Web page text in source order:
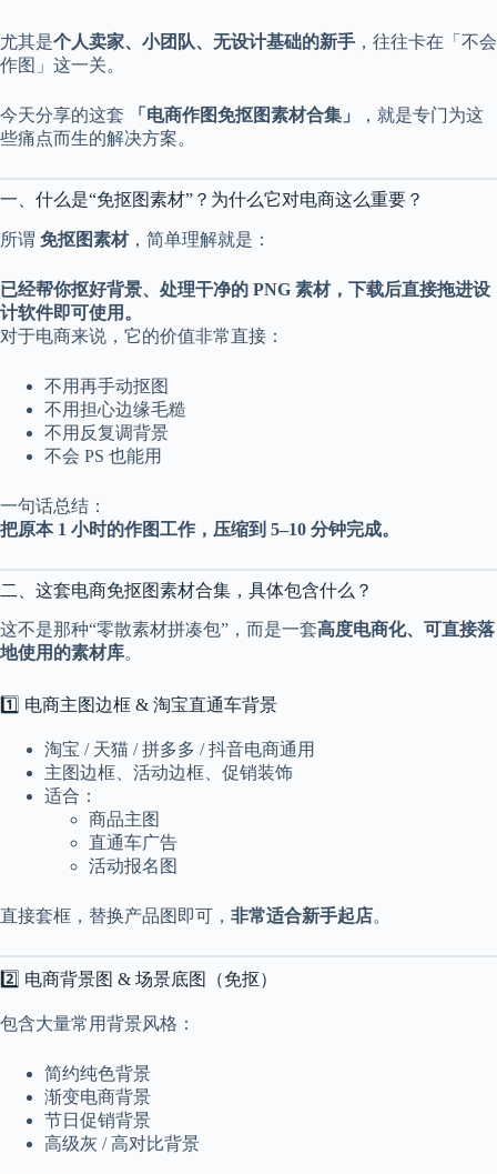
a
l
S
.
D
o
e
s
e
r
C
t
e
r
0
2
2
4
尤其是个人卖家、小团队、无设计基础的新手 ，往往卡在「不会
作图」这一关。
今天分享的这套 「电商作图免抠图素材合集」
，就是专门为这
些痛点而生的解决方案。
一、什么是“免抠图素材”？为什么它对电商这么重要？
所谓 免抠图素材，简单理解就是：
已经帮你抠好背景、处理干净的 PNG 素材，下载后直接拖进设
计软件即可使用。
对于电商来说，它的价值非常直接：
不用再手动抠图
不用担心边缘毛糙
不用反复调背景
不会 PS 也能用
一句话总结：
把原本 1 小时的作图工作，压缩到 5–10 分钟完成。
二、这套电商免抠图素材合集，具体包含什么？
这不是那种“零散素材拼凑包”，而是一套高度电商化、可直接落
地使用的素材库。
1️⃣ 电商主图边框 & 淘宝直通车背景
淘宝 / 天猫 / 拼多多 / 抖音电商通用
主图边框、活动边框、促销装饰
适合：
商品主图
直通车广告
活动报名图
直接套框，替换产品图即可， 非常适合新手起店。
2️⃣ 电商背景图 & 场景底图（免抠）
包含大量常用背景风格：
简约纯色背景
渐变电商背景
节日促销背景
高级灰 / 高对比背景